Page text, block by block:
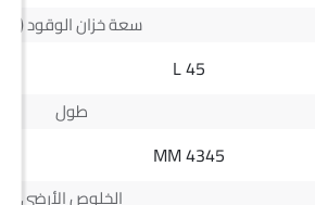
سعة خزان الوقود (لتر)
45 L
طول
4345 MM
الخلوص الأرضي